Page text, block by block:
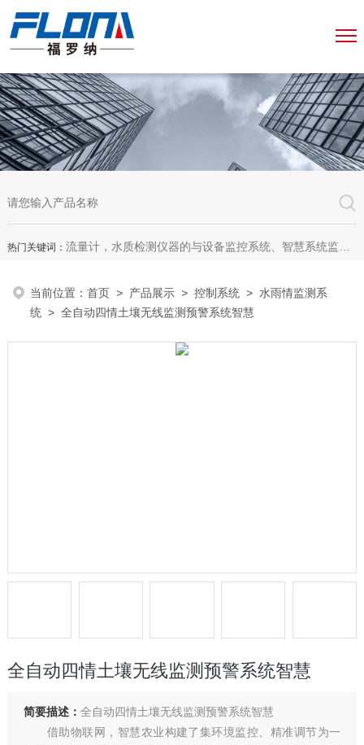
热门关键词： 流量计，水质检测仪器的与设备监控系统、智慧系统监测平台、智慧管网监测系统、园区安全生产与消防安全一体化系统
当前位置：首页 > 产品展示 >控制系统 > 水雨情监测系
统 > 全自动四情土壤无线监测预警系统智慧
全自动四情土壤无线监测预警系统智慧
简要描述： 全自动四情土壤无线监测预警系统智慧
借助物联网，智慧农业构建了集环境监控、精准调节为一